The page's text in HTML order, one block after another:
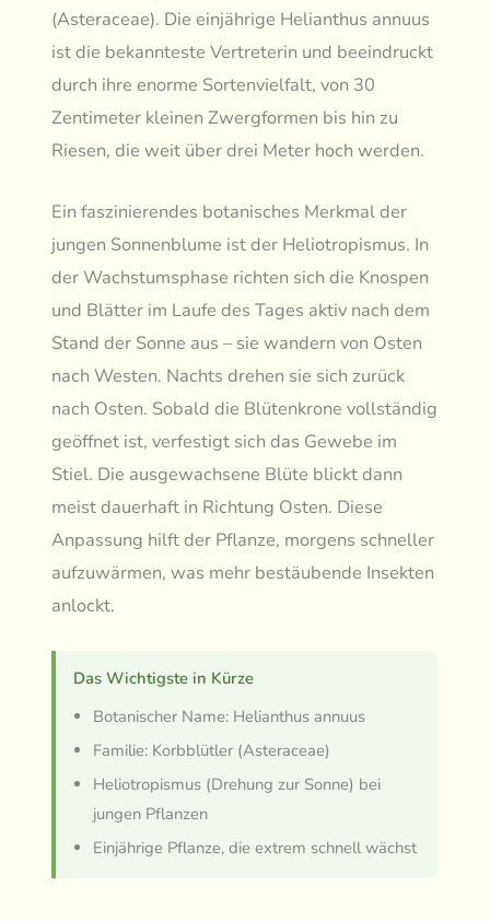
(Asteraceae). Die einjährige Helianthus annuus
ist die bekannteste Vertreterin und beeindruckt
durch ihre enorme Sortenvielfalt, von 30
Zentimeter kleinen Zwergformen bis hin zu
Riesen, die weit über drei Meter hoch werden.
Ein faszinierendes botanisches Merkmal der
jungen Sonnenblume ist der Heliotropismus. In
der Wachstumsphase richten sich die Knospen
und Blätter im Laufe des Tages aktiv nach dem
Stand der Sonne aus – sie wandern von Osten
nach Westen. Nachts drehen sie sich zurück
nach Osten. Sobald die Blütenkrone vollständig
geöffnet ist, verfestigt sich das Gewebe im
Stiel. Die ausgewachsene Blüte blickt dann
meist dauerhaft in Richtung Osten. Diese
Anpassung hilft der Pflanze, morgens schneller
aufzuwärmen, was mehr bestäubende Insekten
anlockt.
Das Wichtigste in Kürze
Botanischer Name: Helianthus annuus
Familie: Korbblütler (Asteraceae)
Heliotropismus (Drehung zur Sonne) bei
jungen Pflanzen
Einjährige Pflanze, die extrem schnell wächst